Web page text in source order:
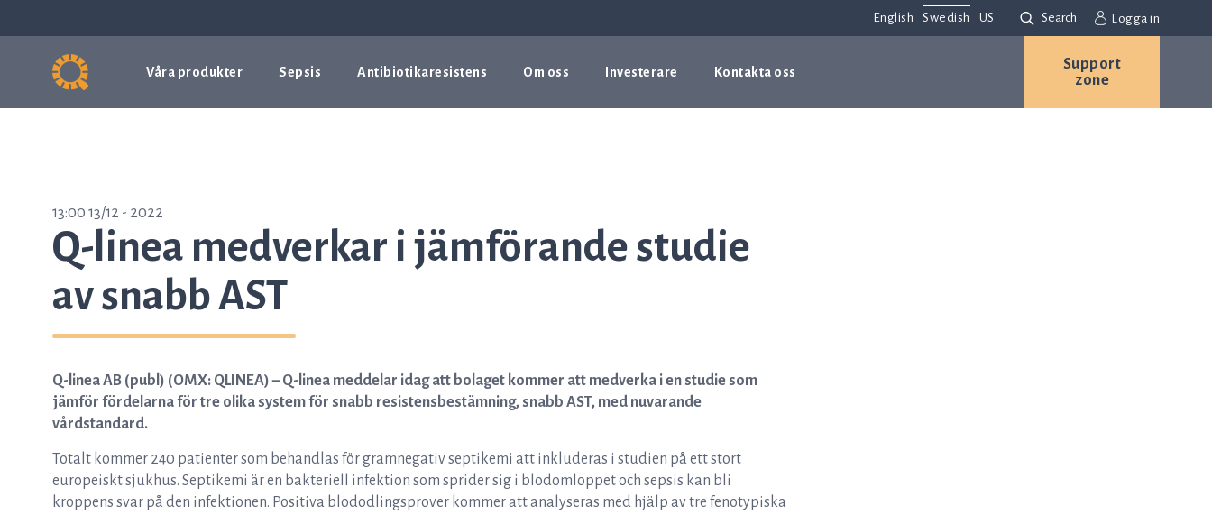
English Swedish US Search Logga in
Våra produkter Sepsis Antibiotikaresistens Om oss Investerare Kontakta oss
Support
zone
13:00 13/12 - 2022
Q-linea medverkar i jämförande studie
av snabb AST
Q-linea AB (publ) (OMX: QLINEA) – Q-linea meddelar idag att bolaget kommer att medverka i en studie som
jämför fördelarna för tre olika system för snabb resistensbestämning, snabb AST, med nuvarande
vårdstandard.
Totalt kommer 240 patienter som behandlas för gramnegativ septikemi att inkluderas i studien på ett stort
europeiskt sjukhus. Septikemi är en bakteriell infektion som sprider sig i blodomloppet och sepsis kan bli
kroppens svar på den infektionen. Positiva blododlingsprover kommer att analyseras med hjälp av tre fenotypiska